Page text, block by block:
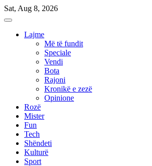
Skip
to
Sat, Aug 8, 2026
Lajme
Më të fundit
Speciale
Vendi
Bota
Rajoni
Kronikë e zezë
Opinione
Rozë
Mister
Fun
Tech
Shëndeti
Kulturë
Sport